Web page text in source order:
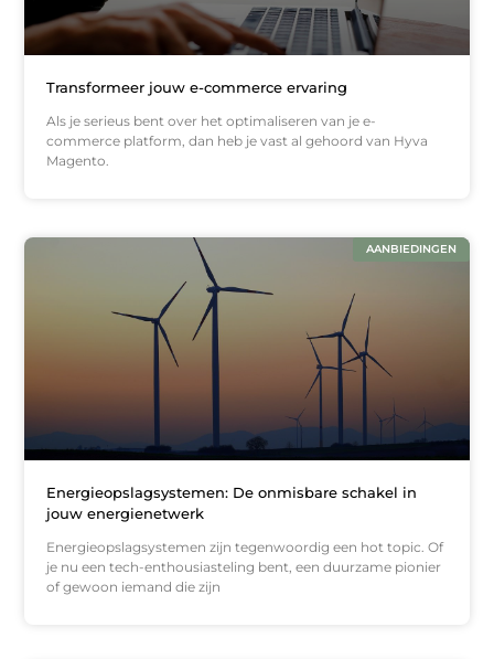
Transformeer jouw e-commerce ervaring
Als je serieus bent over het optimaliseren van je e-
commerce platform, dan heb je vast al gehoord van Hyva
Magento.
AANBIEDINGEN
Energieopslagsystemen: De onmisbare schakel in
jouw energienetwerk
Energieopslagsystemen zijn tegenwoordig een hot topic. Of
je nu een tech-enthousiasteling bent, een duurzame pionier
of gewoon iemand die zijn